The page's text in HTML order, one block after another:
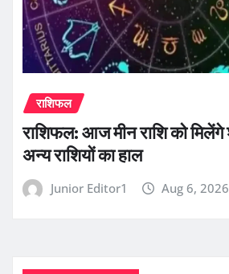
राशिफल
राशिफल: आज मीन राशि को
अन्य राशियों का हाल
Junior Editor1 Aug 6, 2026